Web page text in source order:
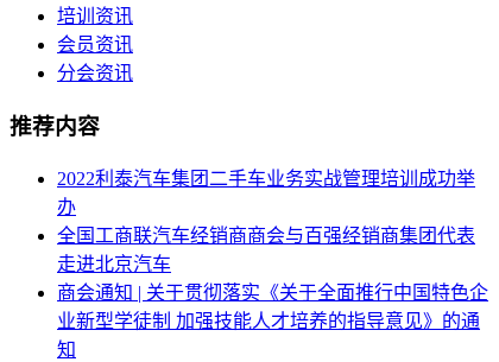
培训资讯
会员资讯
分会资讯
推荐内容
2022利泰汽车集团二手车业务实战管理培训成功举
办
全国工商联汽车经销商商会与百强经销商集团代表
走进北京汽车
商会通知 | 关于贯彻落实《关于全面推行中国特色企
业新型学徒制 加强技能人才培养的指导意见》的通
知